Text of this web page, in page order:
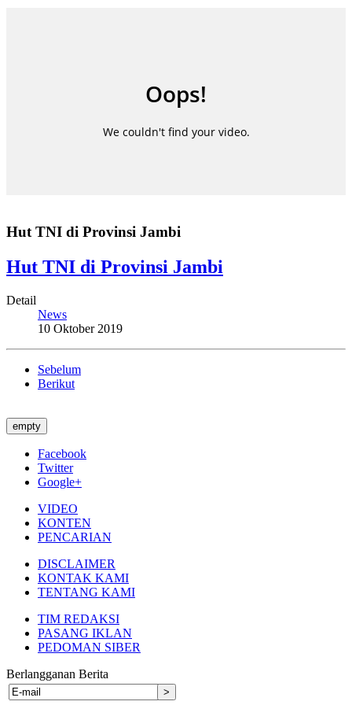
Hut TNI di Provinsi Jambi
Hut TNI di Provinsi Jambi
Detail
News
10 Oktober 2019
Sebelum
Berikut
empty
Facebook
Twitter
Google+
VIDEO
KONTEN
PENCARIAN
DISCLAIMER
KONTAK KAMI
TENTANG KAMI
TIM REDAKSI
PASANG IKLAN
PEDOMAN SIBER
Berlangganan Berita